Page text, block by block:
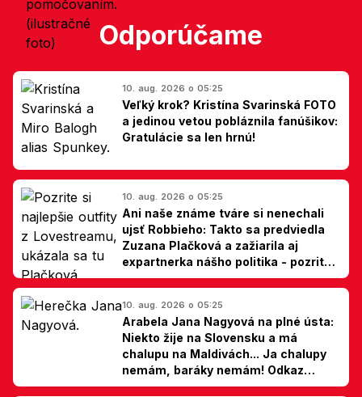
Odporúčame
10. aug. 2026 o 05:25
Veľký krok? Kristína Svarinská FOTO
a jedinou vetou pobláznila fanúšikov:
Gratulácie sa len hrnú!
10. aug. 2026 o 05:25
Ani naše známe tváre si nenechali
ujsť Robbieho: Takto sa predviedla
Zuzana Plačková a zažiarila aj
expartnerka nášho politika - pozrite
si TOP outfity z Lovestreamu
10. aug. 2026 o 05:25
Arabela Jana Nagyová na plné ústa:
Niekto žije na Slovensku a má
chalupu na Maldivách... Ja chalupy
nemám, baráky nemám! Odkaz
Slovákom